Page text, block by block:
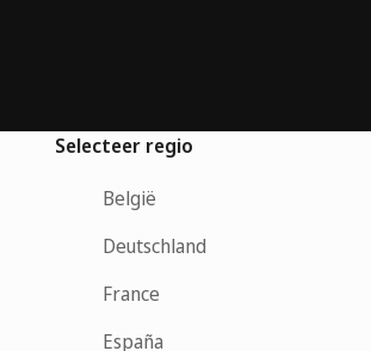
Selecteer regio
België
Deutschland
France
España